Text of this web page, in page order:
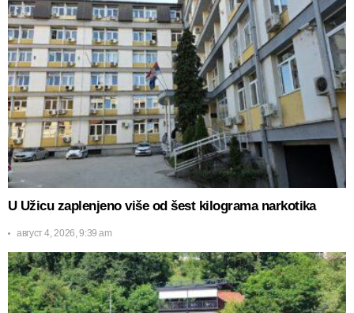
U Užicu zaplenjeno više od šest kilograma narkotika
август 4, 2026, 9:39 am